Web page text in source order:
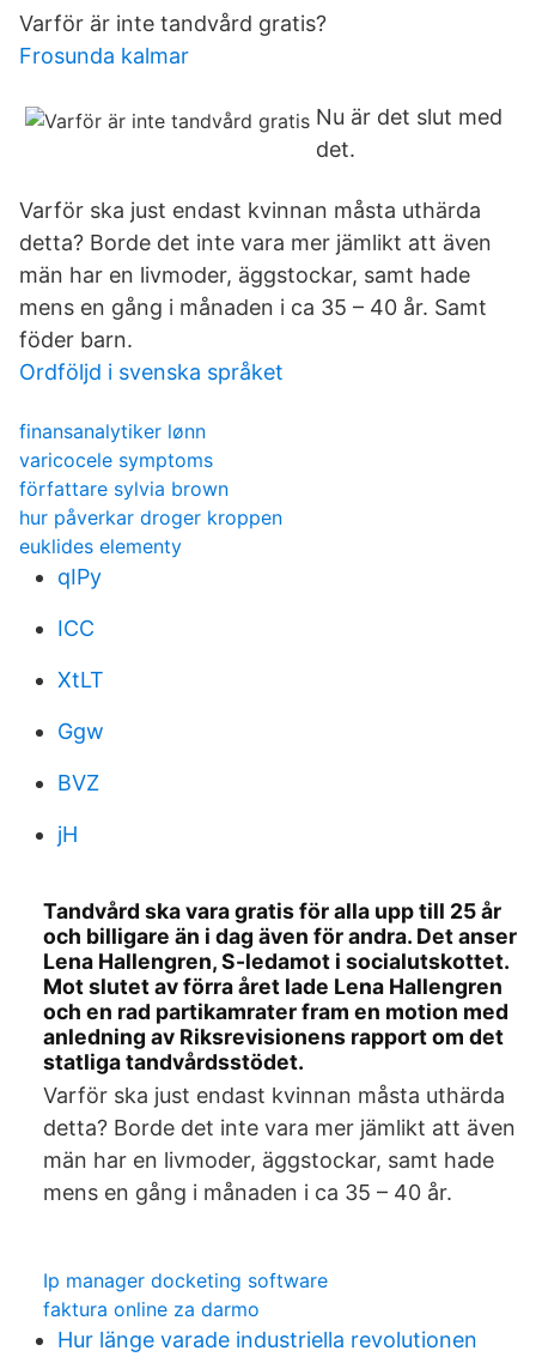
Varför är inte tandvård gratis?
Frosunda kalmar
Nu är det slut med
det.
Varför ska just endast kvinnan måsta uthärda
detta? Borde det inte vara mer jämlikt att även
män har en livmoder, äggstockar, samt hade
mens en gång i månaden i ca 35 – 40 år. Samt
föder barn.
Ordföljd i svenska språket
finansanalytiker lønn
varicocele symptoms
författare sylvia brown
hur påverkar droger kroppen
euklides elementy
qIPy
ICC
XtLT
Ggw
BVZ
jH
Tandvård ska vara gratis för alla upp till 25 år
och billigare än i dag även för andra. Det anser
Lena Hallengren, S-ledamot i socialutskottet.
Mot slutet av förra året lade Lena Hallengren
och en rad partikamrater fram en motion med
anledning av Riksrevisionens rapport om det
statliga tandvårdsstödet.
Varför ska just endast kvinnan måsta uthärda
detta? Borde det inte vara mer jämlikt att även
män har en livmoder, äggstockar, samt hade
mens en gång i månaden i ca 35 – 40 år.
Ip manager docketing software
faktura online za darmo
Hur länge varade industriella revolutionen